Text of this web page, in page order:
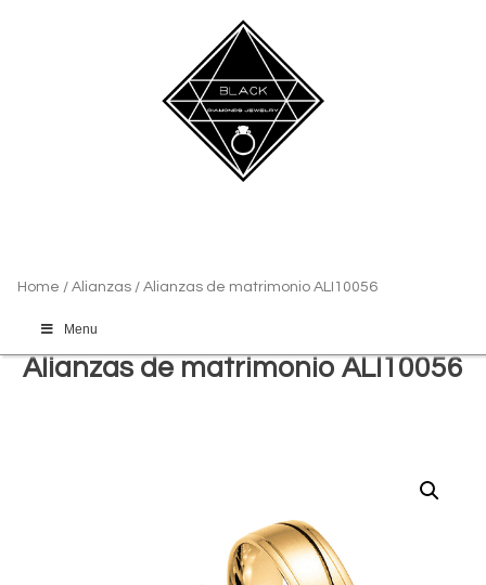
Menu
Home / Alianzas / Alianzas de matrimonio ALI10056
Alianzas de matrimonio ALI10056